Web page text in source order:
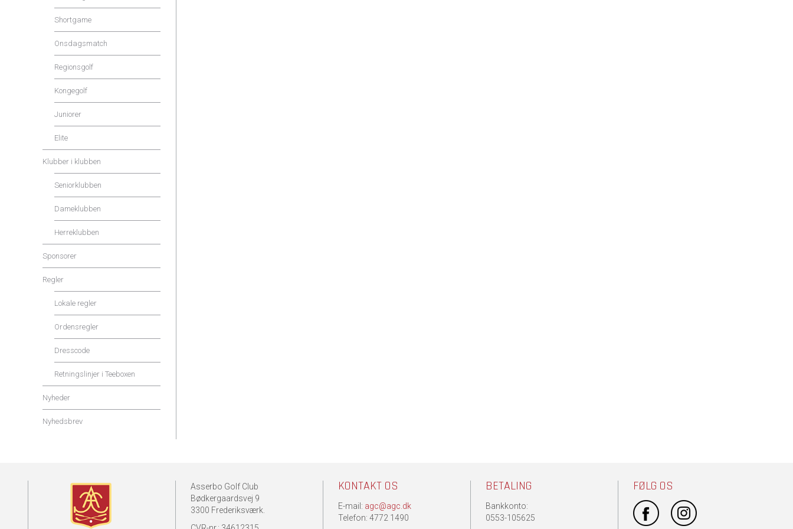
Shortgame
Onsdagsmatch
Regionsgolf
Kongegolf
Juniorer
Elite
Klubber i klubben
Seniorklubben
Dameklubben
Herreklubben
Sponsorer
Regler
Lokale regler
Ordensregler
Dresscode
Retningslinjer i Teeboxen
Nyheder
Nyhedsbrev
Asserbo Golf Club
Bødkergaardsvej 9
3300 Frederiksværk.
KONTAKT OS
E-mail: agc@agc.dk
Telefon: 4772 1490
BETALING
Bankkonto:
0553-105625
FØLG OS